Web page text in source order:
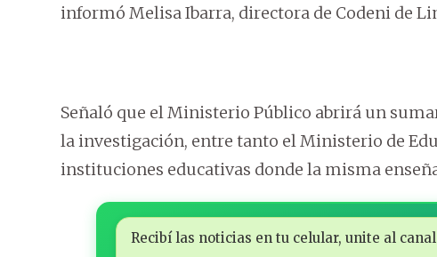
informó Melisa Ibarra, directora de Codeni de
Señaló que el Ministerio Público abrirá un
la investigación, entre tanto el Ministerio de
instituciones educativas donde la misma
Recibí las noticias en tu celular, unite al